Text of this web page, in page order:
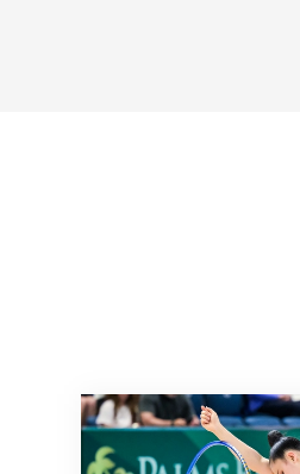
Nächster Halt: